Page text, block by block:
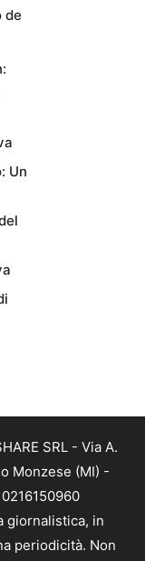
de
Un
SRL - Via A.
Monzese (MI) -
giornalistica, in
periodicità. Non